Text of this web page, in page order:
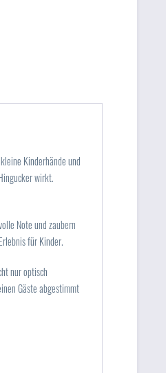
Kinderhände und
wirkt.
Note und zaubern
für Kinder.
nur optisch
Gäste abgestimmt